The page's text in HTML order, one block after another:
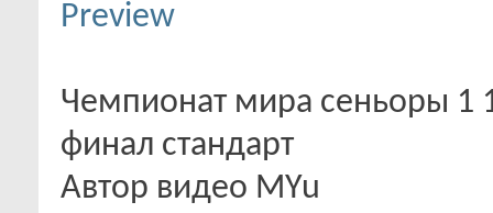
Чемпионат мира сеньоры 1
финал стандарт
Автор видео MYu